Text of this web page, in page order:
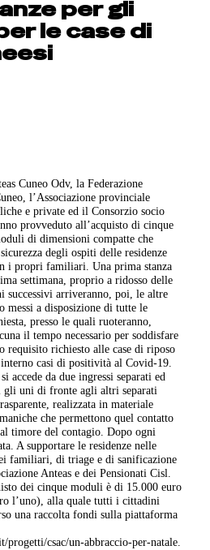
per gli
le case di
Cuneo Odv, la Federazione
l’Associazione provinciale
e private ed il Consorzio socio
provveduto all’acquisto di cinque
di dimensioni compatte che
degli ospiti delle residenze
i propri familiari. Una prima stanza
settimana, proprio a ridosso delle
successivi arriveranno, poi, le altre
messi a disposizione di tutte le
presso le quali ruoteranno,
il tempo necessario per soddisfare
requisito richiesto alle case di riposo
casi di positività al Covid-19.
accede da due ingressi separati ed
uni di fronte agli altri separati
realizzata in materiale
che permettono quel contatto
timore del contagio. Dopo ogni
A supportare le residenze nelle
familiari, di triage e di sanificazione
Anteas e dei Pensionati Cisl.
dei cinque moduli è di 15.000 euro
l’uno), alla quale tutti i cittadini
una raccolta fondi sulla piattaforma
csac/un-abbraccio-per-natale.